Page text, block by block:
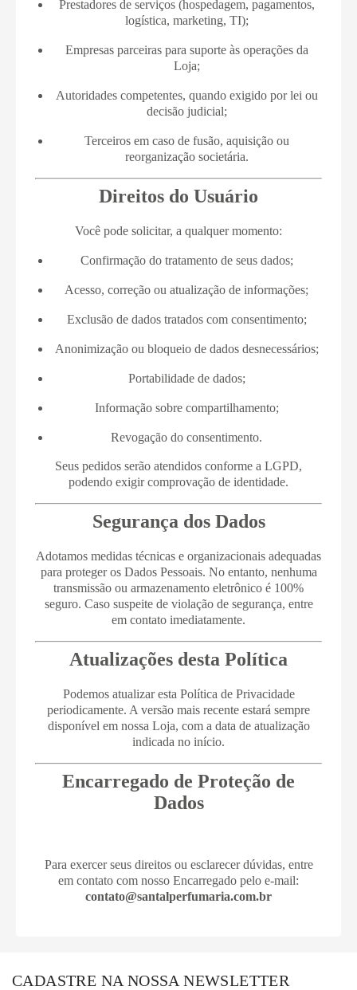
Prestadores de serviços (hospedagem, pagamentos,
logística, marketing, TI);
Empresas parceiras para suporte às operações da
Loja;
Autoridades competentes, quando exigido por lei ou
decisão judicial;
Terceiros em caso de fusão, aquisição ou
reorganização societária.
Direitos do Usuário
Você pode solicitar, a qualquer momento:
Confirmação do tratamento de seus dados;
Acesso, correção ou atualização de informações;
Exclusão de dados tratados com consentimento;
Anonimização ou bloqueio de dados desnecessários;
Portabilidade de dados;
Informação sobre compartilhamento;
Revogação do consentimento.
Seus pedidos serão atendidos conforme a LGPD,
podendo exigir comprovação de identidade.
Segurança dos Dados
Adotamos medidas técnicas e organizacionais adequadas
para proteger os Dados Pessoais. No entanto, nenhuma
transmissão ou armazenamento eletrônico é 100%
seguro. Caso suspeite de violação de segurança, entre
em contato imediatamente.
Atualizações desta Política
Podemos atualizar esta Política de Privacidade
periodicamente. A versão mais recente estará sempre
disponível em nossa Loja, com a data de atualização
indicada no início.
Encarregado de Proteção de
Dados
Para exercer seus direitos ou esclarecer dúvidas, entre
em contato com nosso Encarregado pelo e-mail:
contato@santalperfumaria.com.br
CADASTRE NA NOSSA NEWSLETTER